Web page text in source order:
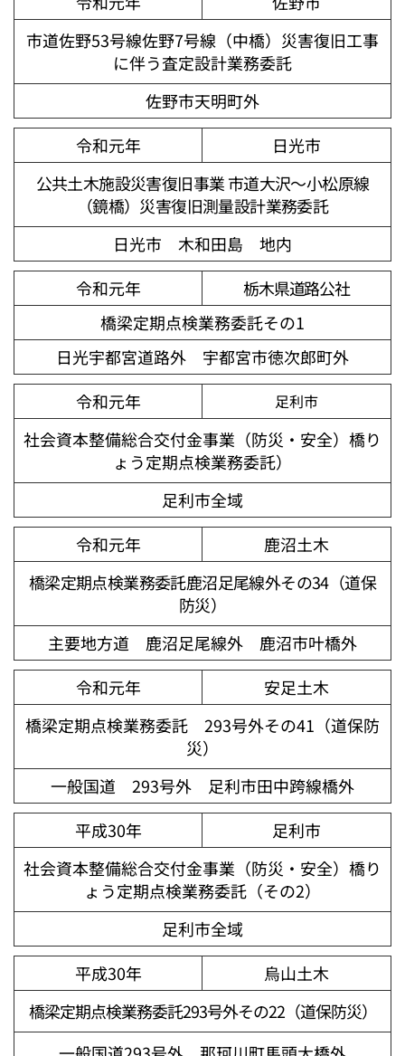
市道佐野53号線佐野7号線（中橋）災害復旧工事
に伴う査定設計業務委託
佐野市天明町外
令和元年
日光市
公共土木施設災害復旧事業 市道大沢～小松原線
（鏡橋）災害復旧測量設計業務委託
日光市 木和田島 地内
令和元年
栃木県道路公社
橋梁定期点検業務委託その1
日光宇都宮道路外 宇都宮市徳次郎町外
令和元年
足利市
社会資本整備総合交付金事業（防災・安全）橋り
ょう定期点検業務委託）
足利市全域
令和元年
鹿沼土木
橋梁定期点検業務委託鹿沼足尾線外その34（道保
防災）
主要地方道 鹿沼足尾線外 鹿沼市叶橋外
令和元年
安足土木
橋梁定期点検業務委託 293号外その41（道保防
災）
一般国道 293号外 足利市田中跨線橋外
平成30年
足利市
社会資本整備総合交付金事業（防災・安全）橋り
ょう定期点検業務委託（その2）
足利市全域
平成30年
烏山土木
橋梁定期点検業務委託293号外その22（道保防災）